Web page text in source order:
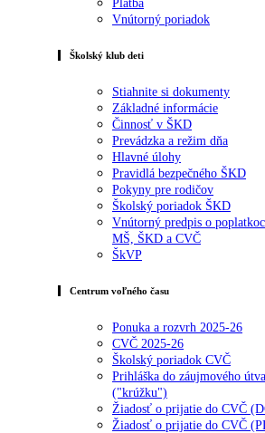
Platba
Vnútorný poriadok
Školský klub deti
Stiahnite si dokumenty
Základné informácie
Činnosť v ŠKD
Prevádzka a režim dňa
Hlavné úlohy
Pravidlá bezpečného ŠKD
Pokyny pre rodičov
Školský poriadok ŠKD
Vnútorný predpis o
MŠ, ŠKD a CVČ
ŠkVP
Centrum voľného času
Ponuka a rozvrh 2025-26
CVČ 2025-26
Školský poriadok CVČ
Prihláška do záujmového
("krúžku")
Žiadosť o prijatie do CVČ
Žiadosť o prijatie do CVČ